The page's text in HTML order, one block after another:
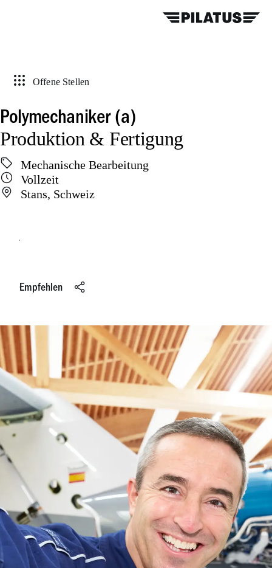
Offene Stellen
Polymechaniker (a)
Produktion & Fertigung
Mechanische Bearbeitung
Vollzeit
Stans, Schweiz
Online bewerben
Empfehlen